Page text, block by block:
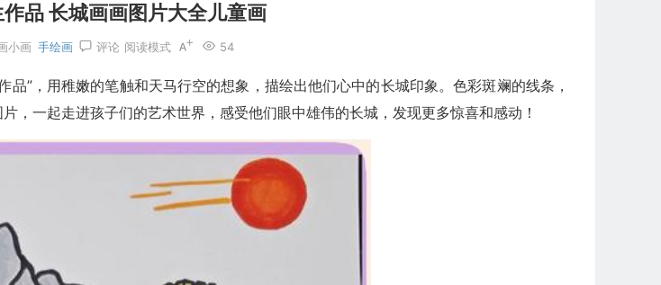
品 长城画画图片大全儿童画
小画 手绘画 评论 54
阅读模式
”，用稚嫩的笔触和天马行空的想象，描绘出他们心中的长城印象。色彩斑斓的线条，
，一起走进孩子们的艺术世界，感受他们眼中雄伟的长城，发现更多惊喜和感动！